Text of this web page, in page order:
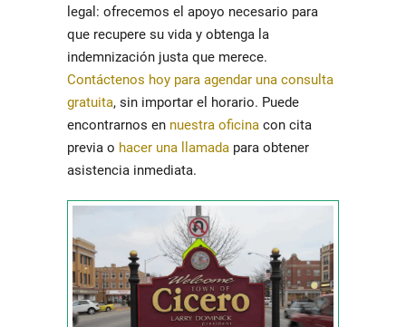
legal: ofrecemos el apoyo necesario para
que recupere su vida y obtenga la
indemnización justa que merece.
Contáctenos hoy para agendar una consulta
gratuita, sin importar el horario. Puede
encontrarnos en nuestra oficina con cita
previa o hacer una llamada para obtener
asistencia inmediata.